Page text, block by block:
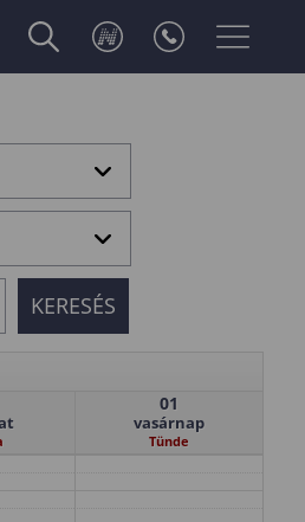
01
vasárnap
Tünde